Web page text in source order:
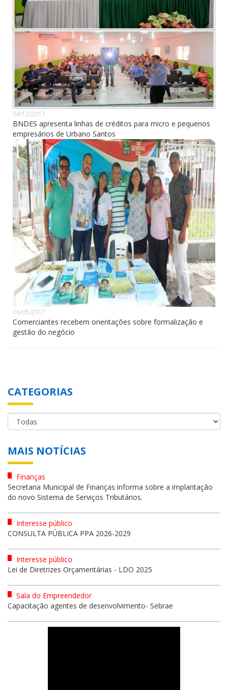
04/12/2017
BNDES apresenta linhas de créditos para micro e pequenos
empresários de Urbano Santos
16/05/2017
Comerciantes recebem orientações sobre formalização e
gestão do negócio
CATEGORIAS
MAIS NOTÍCIAS
Finanças
Secretaria Municipal de Finanças informa sobre a implantação
do novo Sistema de Serviços Tributários.
Interesse público
CONSULTA PÚBLICA PPA 2026-2029
Interesse público
Lei de Diretrizes Orçamentárias - LDO 2025
Sala do Empreendedor
Capacitação agentes de desenvolvimento- Sebrae